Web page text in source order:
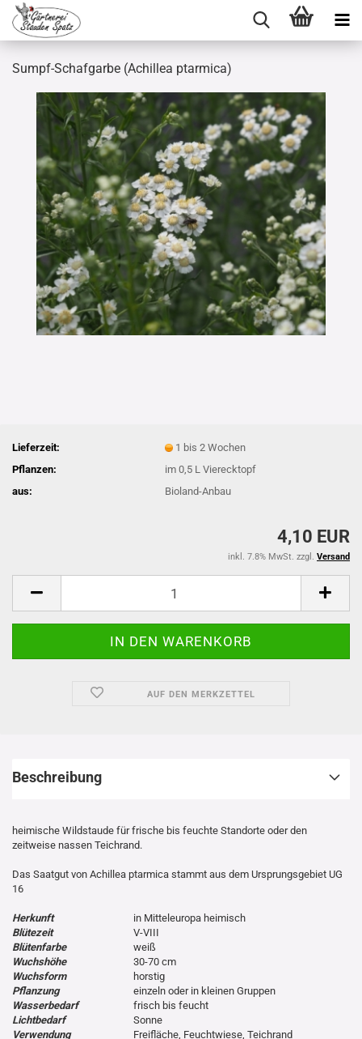
Sumpf-Schafgarbe (Achillea ptarmica)
Lieferzeit:
1 bis 2 Wochen
Pflanzen:
im 0,5 L Vierecktopf
aus:
Bioland-Anbau
4,10 EUR
inkl. 7.8% MwSt. zzgl. Versand
AUF DEN MERKZETTEL
Beschreibung
heimische Wildstaude für frische bis feuchte Standorte oder den
zeitweise nassen Teichrand.
Das Saatgut von Achillea ptarmica stammt aus dem Ursprungsgebiet UG
16
Herkunft
in Mitteleuropa heimisch
Blütezeit
V-VIII
Blütenfarbe
weiß
Wuchshöhe
30-70 cm
Wuchsform
horstig
Pflanzung
einzeln oder in kleinen Gruppen
Wasserbedarf
frisch bis feucht
Lichtbedarf
Sonne
Verwendung
Freifläche, Feuchtwiese, Teichrand